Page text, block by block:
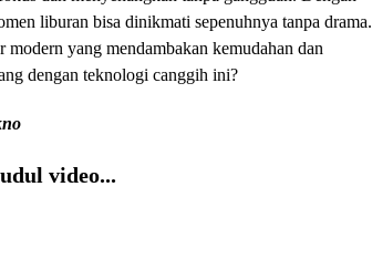
liburan bisa dinikmati sepenuhnya tanpa drama.
modern yang mendambakan kemudahan dan
dengan teknologi canggih ini?
video...